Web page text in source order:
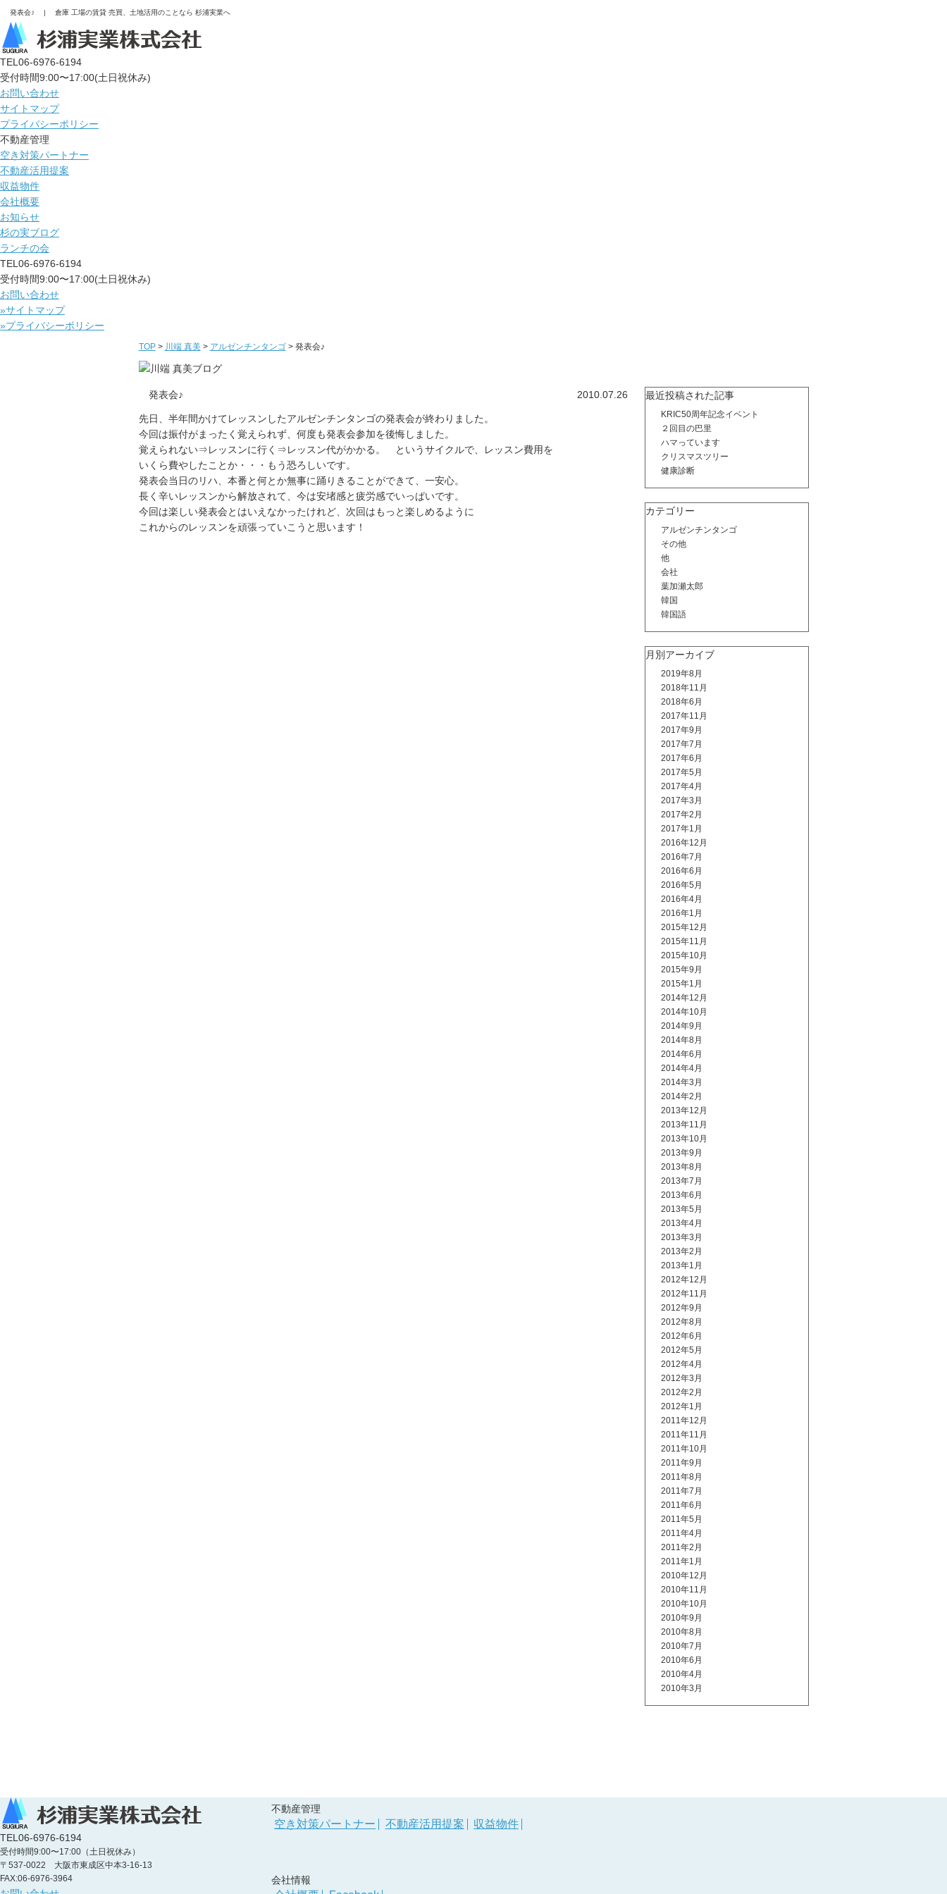
発表会♪ | 倉庫 工場の賃貸 売買、土地活用のことなら 杉浦実業へ
TEL 06-6976-6194
受付時間9:00〜17:00(土日祝休み)
お問い合わせ
サイトマップ
プライバシーポリシー
不動産管理
空き対策パートナー
不動産活用提案
収益物件
会社概要
お知らせ
杉の実ブログ
ランチの会
TEL 06-6976-6194
受付時間9:00〜17:00(土日祝休み)
お問い合わせ
»サイトマップ
»プライバシーポリシー
TOP> 川端 真美> アルゼンチンタンゴ> 発表会♪
発表会♪ 2010.07.26
先日、半年間かけてレッスンしたアルゼンチンタンゴの発表会が終わりました。
今回は振付がまったく覚えられず、何度も発表会参加を後悔しました。
覚えられない⇒レッスンに行く⇒レッスン代がかかる。 というサイクルで、レッスン費用を
いくら費やしたことか・・・もう恐ろしいです。
発表会当日のリハ、本番と何とか無事に踊りきることができて、一安心。
長く辛いレッスンから解放されて、今は安堵感と疲労感でいっぱいです。
今回は楽しい発表会とはいえなかったけれど、次回はもっと楽しめるように
これからのレッスンを頑張っていこうと思います！
最近投稿された記事
KRIC50周年記念イベント
２回目の巴里
ハマっています
クリスマスツリー
健康診断
カテゴリー
アルゼンチンタンゴ
その他
他
会社
葉加瀬太郎
韓国
韓国語
月別アーカイブ
2019年8月
2018年11月
2018年6月
2017年11月
2017年9月
2017年7月
2017年6月
2017年5月
2017年4月
2017年3月
2017年2月
2017年1月
2016年12月
2016年7月
2016年6月
2016年5月
2016年4月
2016年1月
2015年12月
2015年11月
2015年10月
2015年9月
2015年1月
2014年12月
2014年10月
2014年9月
2014年8月
2014年6月
2014年4月
2014年3月
2014年2月
2013年12月
2013年11月
2013年10月
2013年9月
2013年8月
2013年7月
2013年6月
2013年5月
2013年4月
2013年3月
2013年2月
2013年1月
2012年12月
2012年11月
2012年9月
2012年8月
2012年6月
2012年5月
2012年4月
2012年3月
2012年2月
2012年1月
2011年12月
2011年11月
2011年10月
2011年9月
2011年8月
2011年7月
2011年6月
2011年5月
2011年4月
2011年2月
2011年1月
2010年12月
2010年11月
2010年10月
2010年9月
2010年8月
2010年7月
2010年6月
2010年4月
2010年3月
TEL 06-6976-6194
受付時間9:00〜17:00（土日祝休み）
〒537-0022 大阪市東成区中本3-16-13
FAX:06-6976-3964
不動産管理
空き対策パートナー 不動産活用提案 収益物件
会社情報